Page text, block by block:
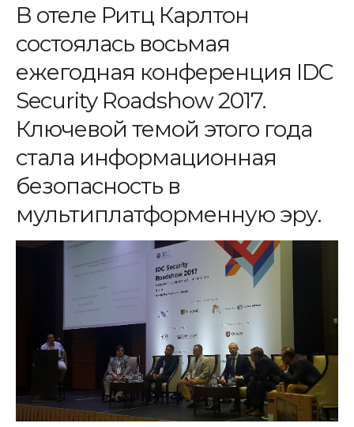
В отеле Ритц Карлтон
состоялась восьмая
ежегодная конференция IDC
Security Roadshow2017.
Ключевой темой этого года
стала информационная
безопасность в
мультиплатформенную эру.